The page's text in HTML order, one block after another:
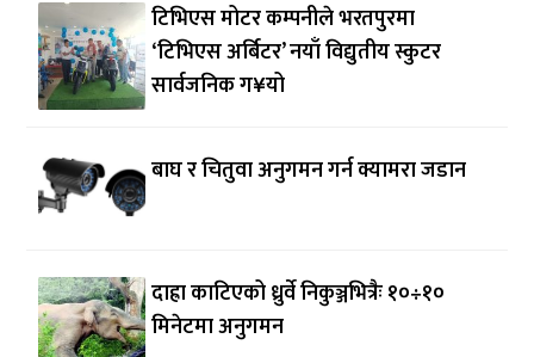
टिभिएस मोटर कम्पनीले भरतपुरमा
‘टिभिएस अर्बिटर’ नयाँ विद्युतीय स्कुटर
सार्वजनिक ग¥यो
बाघ र चितुवा अनुगमन गर्न क्यामरा जडान
दाह्रा काटिएको ध्रुर्वे निकुञ्जभित्रैः १०÷१०
मिनेटमा अनुगमन